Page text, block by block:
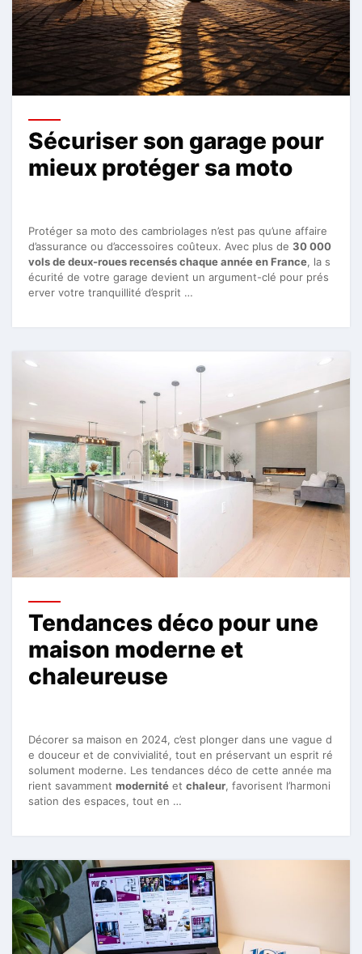
Sécuriser son garage pour
mieux protéger sa moto
Protéger sa moto des cambriolages n’est pas qu’une affaire
d’assurance ou d’accessoires coûteux. Avec plus de 30 000
vols de deux-roues recensés chaque année en France, la s
écurité de votre garage devient un argument-clé pour prés
erver votre tranquillité d’esprit …
Tendances déco pour une
maison moderne et
chaleureuse
Décorer sa maison en 2024, c’est plonger dans une vague d
e douceur et de convivialité, tout en préservant un esprit ré
solument moderne. Les tendances déco de cette année ma
rient savamment modernité et chaleur, favorisent l’harmoni
sation des espaces, tout en …